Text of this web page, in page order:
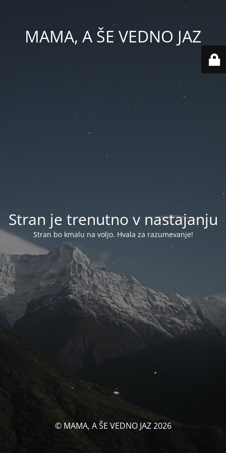
MAMA, A ŠE VEDNO JAZ
Stran je trenutno v nastajanju
Stran bo kmalu na voljo. Hvala za razumevanje!
© MAMA, A ŠE VEDNO JAZ 2026